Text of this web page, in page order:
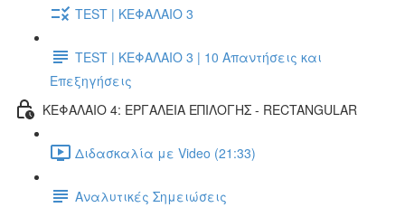
TEST | ΚΕΦΑΛΑΙΟ 3
TEST | ΚΕΦΑΛΑΙΟ 3 | 10 Απαντήσεις και
Επεξηγήσεις
ΚΕΦΑΛΑΙΟ 4: ΕΡΓΑΛΕΙΑ ΕΠΙΛΟΓΗΣ - RECTANGULAR
Διδασκαλία με Video (21:33)
Αναλυτικές Σημειώσεις